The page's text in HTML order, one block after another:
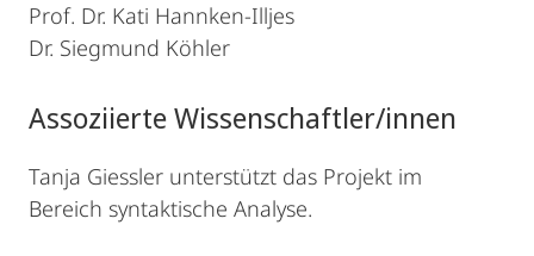
Prof. Dr. Kati Hannken-Illjes
Dr. Siegmund Köhler
Assoziierte Wissenschaftler/innen
Tanja Giessler unterstützt das Projekt im
Bereich syntaktische Analyse.